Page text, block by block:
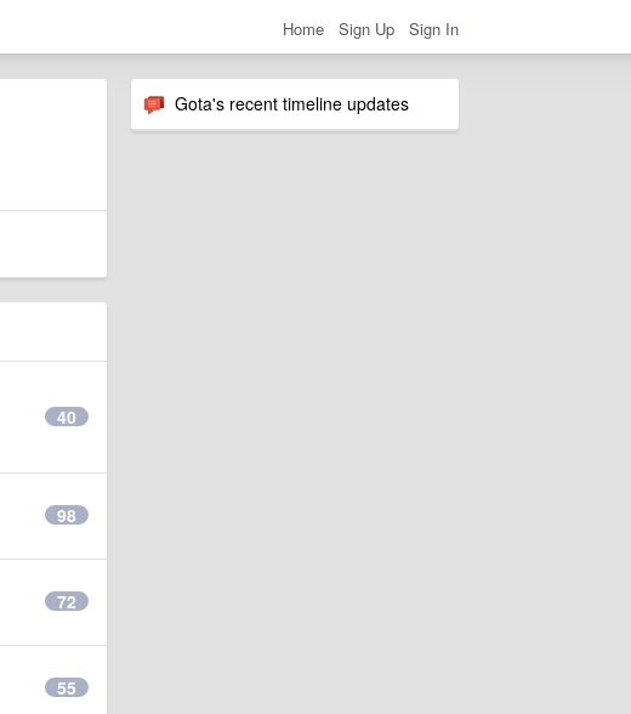
Home Sign Up Sign In
Gota's recent timeline updates
40
98
72
55